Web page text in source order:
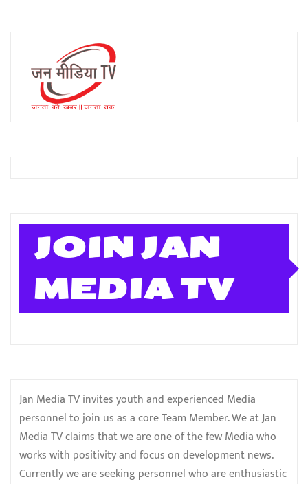
JOIN JAN
MEDIA TV
Jan Media TV invites youth and experienced Media
personnel to join us as a core Team Member. We at Jan
Media TV claims that we are one of the few Media who
works with positivity and focus on development news.
Currently we are seeking personnel who are enthusiastic